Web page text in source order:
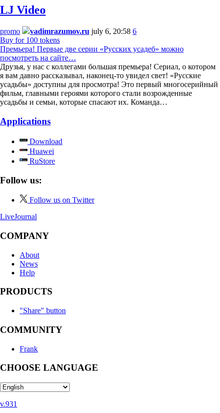
LJ Video
promo vadimrazumov.ru july 6, 20:58 6
Buy for 100 tokens
Премьера! Первые две серии «Русских усадеб» можно
посмотреть на сайте…
Друзья, у нас с коллегами большая премьера! Сериал, о котором
я вам давно рассказывал, наконец-то увидел свет! «Русские
усадьбы» доступны для просмотра! Это первый многосерийный
фильм, главными героями которого стали возрожденные
усадьбы и семьи, которые спасают их. Команда…
Applications
Download
Huawei
RuStore
Follow us:
Follow us on Twitter
LiveJournal
COMPANY
About
News
Help
PRODUCTS
"Share" button
COMMUNITY
Frank
CHOOSE LANGUAGE
v.931